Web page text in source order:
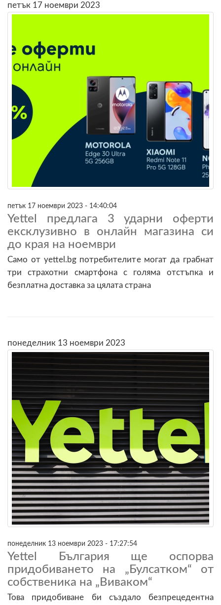
петък 17 ноември 2023
петък 17 ноември 2023 - 14:40:04
Yettel предлага 3 ударни оферти
ексклузивно в онлайн магазина си
до края на ноември
Само от yettel.bg потребителите могат да грабнат
три страхотни смартфона с голяма отстъпка и
безплатна доставка за цялата страна
понеделник 13 ноември 2023
понеделник 13 ноември 2023 - 17:27:54
Yettel България ще оспорва
придобиването на „Булсатком“ от
собственика на „Виваком“
Това придобиване би създало безпрецедентна